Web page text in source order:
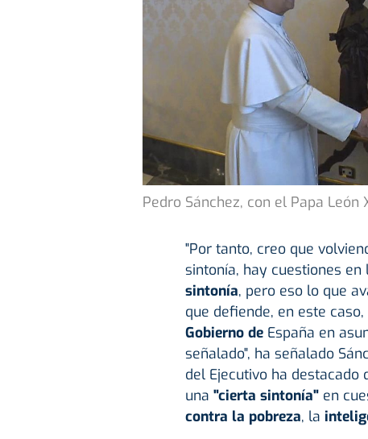
Pedro Sánchez, con el Papa León
"Por tanto, creo que
sintonía, hay cuestiones
sintonía, pero eso lo que
que defiende, en este caso,
Gobierno de España en
señalado", ha señalado
del Ejecutivo ha destacado
una "cierta sintonía"en
contra la pobreza, la